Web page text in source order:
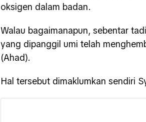
oksigen dalam badan.
Walau bagaimanapun, sebentar
yang dipanggil umi telah
(Ahad).
Hal tersebut dimaklumkan sendiri